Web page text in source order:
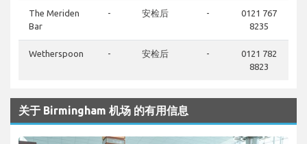
The Meriden
Bar
- 安检后 -
0121 767
8235
Wetherspoon - 安检后 -
0121 782
8823
关于 Birmingham 机场 的有用信息